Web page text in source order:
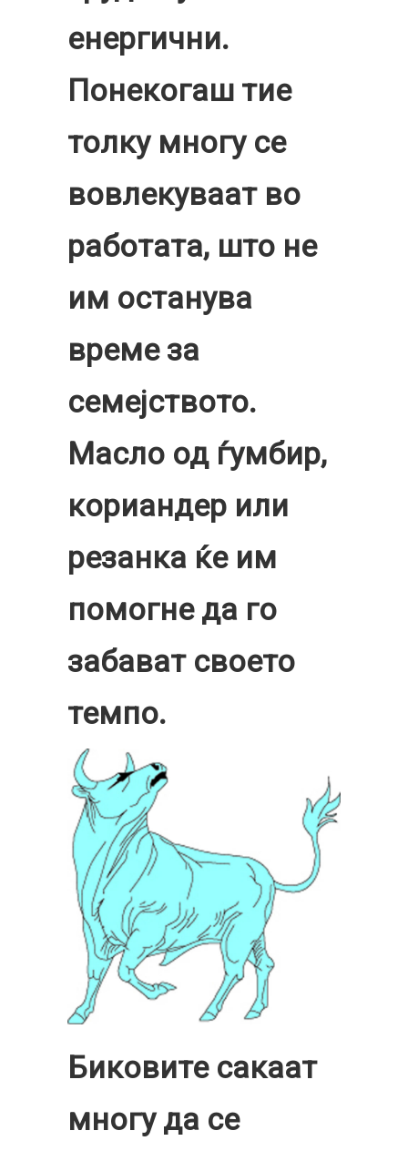
енергични.
Понекогаш тие
толку многу се
вовлекуваат во
работата, што не
им останува
време за
семејството.
Масло од ѓумбир,
кориандер или
резанка ќе им
помогне да го
забават своето
темпо.
Биковите сакаат
многу да се